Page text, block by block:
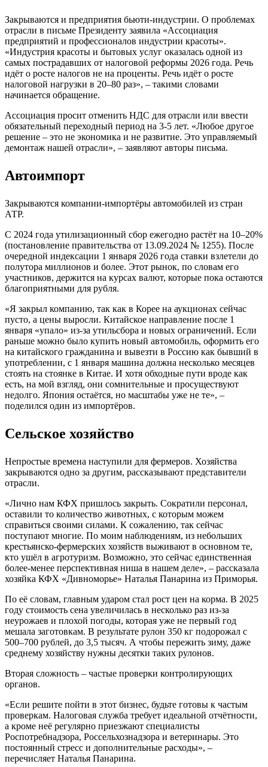
Закрываются и предприятия бьюти-индустрии. О проблемах
отрасли в письме Президенту заявила «Ассоциация
предприятий и профессионалов индустрии красоты».
«Индустрия красоты и бытовых услуг оказалась одной из
самых пострадавших от налоговой реформы 2026 года. Речь
идёт о росте налогов не на проценты. Речь идёт о росте
налоговой нагрузки в 20–80 раз», – такими словами
начинается обращение.
Ассоциация просит отменить НДС для отрасли или ввести
обязательный переходный период на 3-5 лет. «Любое другое
решение – это не экономика и не развитие. Это управляемый
демонтаж нашей отрасли», – заявляют авторы письма.
Автоимпорт
Закрываются компании-импортёры автомобилей из стран
АТР.
С 2024 года утилизационный сбор ежегодно растёт на 10–20%
(постановление правительства от 13.09.2024 № 1255). После
очередной индексации 1 января 2026 года ставки взлетели до
полутора миллионов и более. Этот рынок, по словам его
участников, держится на курсах валют, которые пока остаются
благоприятными для рубля.
«Я закрыл компанию, так как в Корее на аукционах сейчас
пусто, а цены выросли. Китайское направление после 1
января «упало» из-за утильсбора и новых ограничений. Если
раньше можно было купить новый автомобиль, оформить его
на китайского гражданина и вывезти в Россию как бывший в
употреблении, с 1 января машина должна несколько месяцев
стоять на стоянке в Китае. И хотя обходные пути вроде как
есть, на мой взгляд, они сомнительные и просуществуют
недолго. Япония остаётся, но масштабы уже не те», –
поделился один из импортёров.
Сельское хозяйство
Непростые времена наступили для фермеров. Хозяйства
закрываются одно за другим, рассказывают представители
отрасли.
«Лично нам КФХ пришлось закрыть. Сократили персонал,
оставили то количество животных, с которым можем
справиться своими силами. К сожалению, так сейчас
поступают многие. По моим наблюдениям, из небольших
крестьянско-фермерских хозяйств выживают в основном те,
кто ушёл в агротуризм. Возможно, это сейчас единственная
более-менее перспективная ниша в нашем деле», – рассказала
хозяйка КФХ «Дивноморье» Наталья Панарина из Приморья.
По её словам, главным ударом стал рост цен на корма. В 2025
году стоимость сена увеличилась в несколько раз из-за
неурожаев и плохой погоды, которая уже не первый год
мешала заготовкам. В результате рулон 350 кг подорожал с
500–700 рублей, до 3,5 тысяч. А чтобы пережить зиму, даже
среднему хозяйству нужны десятки таких рулонов.
Вторая сложность – частые проверки контролирующих
органов.
«Если решите пойти в этот бизнес, будьте готовы к частым
проверкам. Налоговая служба требует идеальной отчётности,
а кроме неё регулярно приезжают специалисты
Роспотребнадзора, Россельхознадзора и ветеринары. Это
постоянный стресс и дополнительные расходы», –
перечисляет Наталья Панарина.